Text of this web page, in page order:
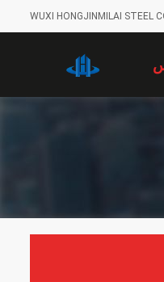
WUXI HONGJINMILAI STEEL